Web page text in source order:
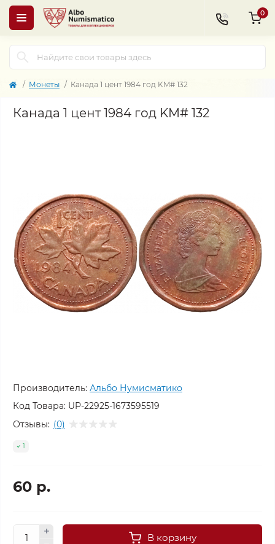
0
Монеты Канада 1 цент 1984 год KM# 132
Канада 1 цент 1984 год KM# 132
Производитель: Альбо Нумисматико
Код Товара: UP-22925-1673595519
Отзывы: (0)
1
60 р.
В корзину